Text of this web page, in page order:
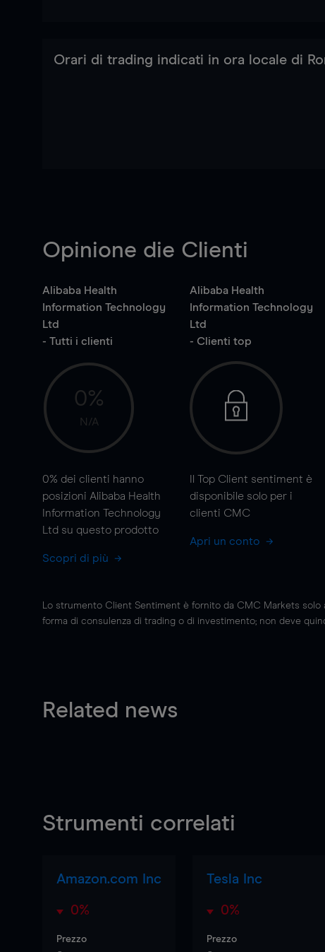
Orari di trading indicati in ora locale di
Opinione die Clienti
Alibaba Health
Information Technology
Ltd
- Tutti i clienti
0%
N/A
0% dei clienti hanno
posizioni Alibaba Health
Information Technology
Ltd su questo prodotto
Scopri di più
Alibaba Health
Information Technology
Ltd
- Clienti top
Il Top Client sentiment è
disponibile solo per i
clienti CMC
Apri un conto
Lo strumento Client Sentiment è fornito da CMC Markets
forma di consulenza di trading o di investimento; non deve
Related news
Strumenti correlati
Amazon.com Inc
0%
Prezzo
Tesla Inc
0%
Prezzo